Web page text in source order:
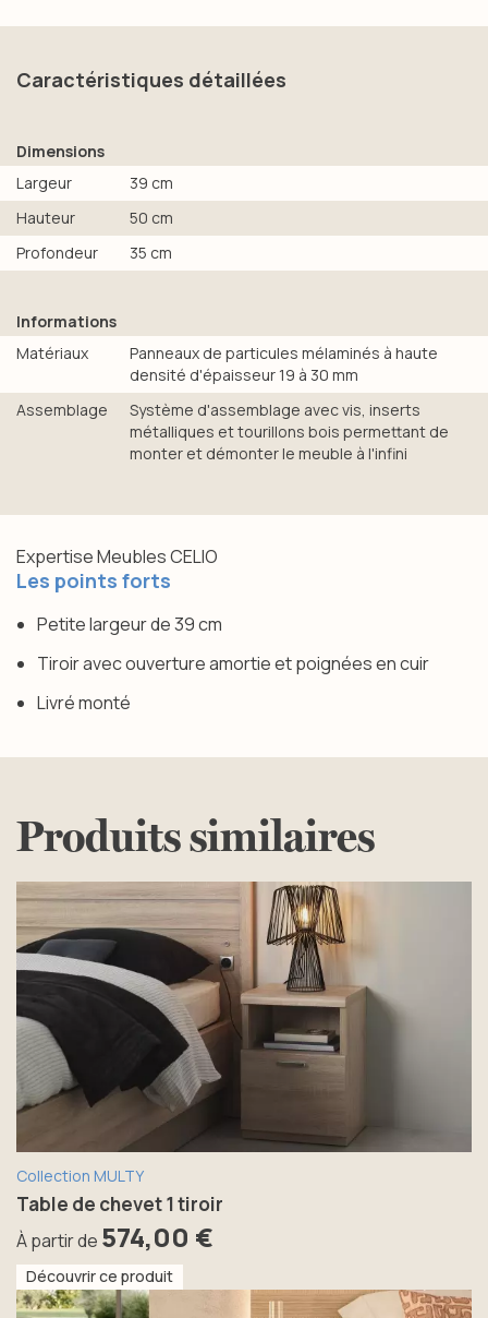
Caractéristiques détaillées
Dimensions
Largeur
39 cm
Hauteur
50 cm
Profondeur
35 cm
Informations
Matériaux
Panneaux de particules mélaminés à haute
densité d'épaisseur 19 à 30 mm
Assemblage
Système d'assemblage avec vis, inserts
métalliques et tourillons bois permettant de
monter et démonter le meuble à l'infini
Expertise Meubles CELIO
Les points forts
Petite largeur de 39 cm
Tiroir avec ouverture amortie et poignées en cuir
Livré monté
Produits similaires
Collection MULTY
Table de chevet 1 tiroir
À partir de 574,00 €
Découvrir ce produit